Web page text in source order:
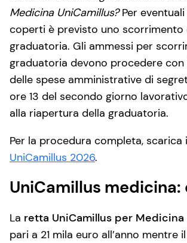
Medicina UniCamillus?Per
coperti è previsto uno scorrimento
graduatoria. Gli ammessi per
graduatoria devono procedere con
delle spese amministrative di
ore 13 del secondo giorno
alla riapertura della graduatoria.
Per la procedura completa, scarica
UniCamillus 2026.
UniCamillus medicina:
La retta UniCamillus per Medicina
pari a 21 mila euro all’anno mentre il